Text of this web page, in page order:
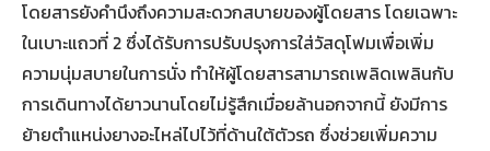
โดยสารยังคำนึงถึงความสะดวกสบายของผู้โดยสาร โดยเฉพาะ
ในเบาะแถวที่ 2 ซึ่งได้รับการปรับปรุงการใส่วัสดุโฟมเพื่อเพิ่ม
ความนุ่มสบายในการนั่ง ทำให้ผู้โดยสารสามารถเพลิดเพลินกับ
การเดินทางได้ยาวนานโดยไม่รู้สึกเมื่อยล้านอกจากนี้ ยังมีการ
ย้ายตำแหน่งยางอะไหล่ไปไว้ที่ด้านใต้ตัวรถ ซึ่งช่วยเพิ่มความ